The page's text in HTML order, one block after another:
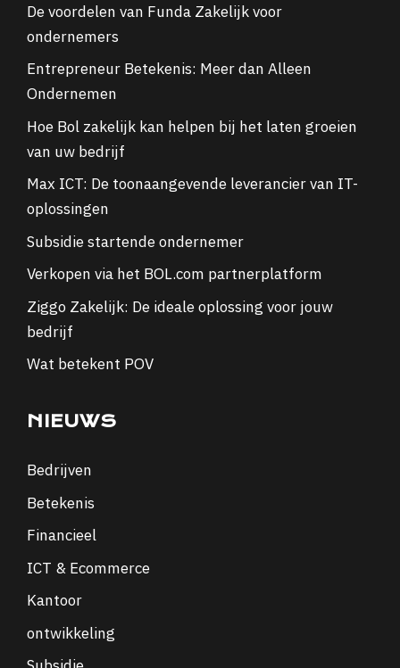
De voordelen van Funda Zakelijk voor
ondernemers
Entrepreneur Betekenis: Meer dan Alleen
Ondernemen
Hoe Bol zakelijk kan helpen bij het laten groeien
van uw bedrijf
Max ICT: De toonaangevende leverancier van IT-
oplossingen
Subsidie startende ondernemer
Verkopen via het BOL.com partnerplatform
Ziggo Zakelijk: De ideale oplossing voor jouw
bedrijf
Wat betekent POV
NIEUWS
Bedrijven
Betekenis
Financieel
ICT & Ecommerce
Kantoor
ontwikkeling